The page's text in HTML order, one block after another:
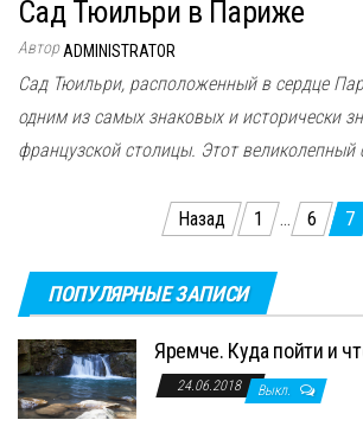
Сад Тюильри в Париже
АвторADMINISTRATOR
Сад Тюильри, расположенный в сердце
одним из самых знаковых и исторически
французской столицы. Этот великолепный
Пагинация Назад 1 … 6 7
ПОПУЛЯРНЫЕ ЗАПИСИ
Яремче. Куда пойти и
24.06.2018 Выкл.